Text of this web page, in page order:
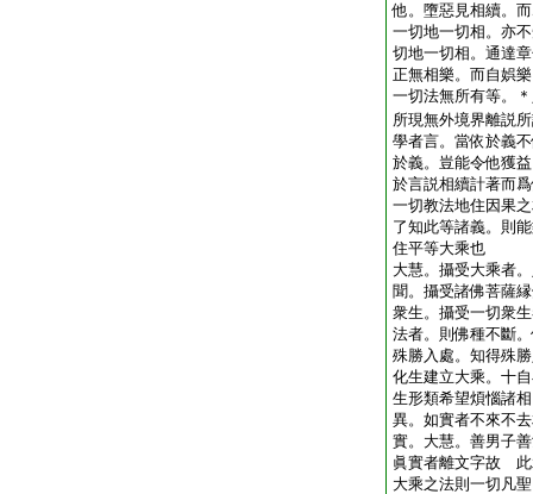
他。墮惡見相續。
一切地一切相。亦
切地一切相。通達
正無相樂。而自娯
一切法無所有等。
所現無外境界離説
學者言。當依於義
於義。豈能令他獲
於言説相續計著而
一切教法地住因果
了知此等諸義。則
住平等大乘也
大慧。攝受大乘者
聞。攝受諸佛菩薩
衆生。攝受一切衆
法者。則佛種不斷
殊勝入處。知得殊
化生建立大乘。十
生形類希望煩惱諸
異。如實者不來不
實。大慧。善男子
眞實者離文字故 此
大乘之法則一切凡